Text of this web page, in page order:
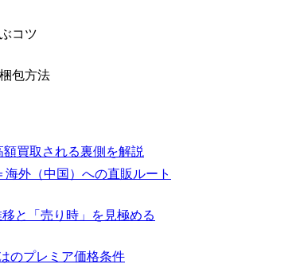
コツ
包方法
買取される裏側を解説
外（中国）への直販ルート
と「売り時」を見極める
のプレミア価格条件